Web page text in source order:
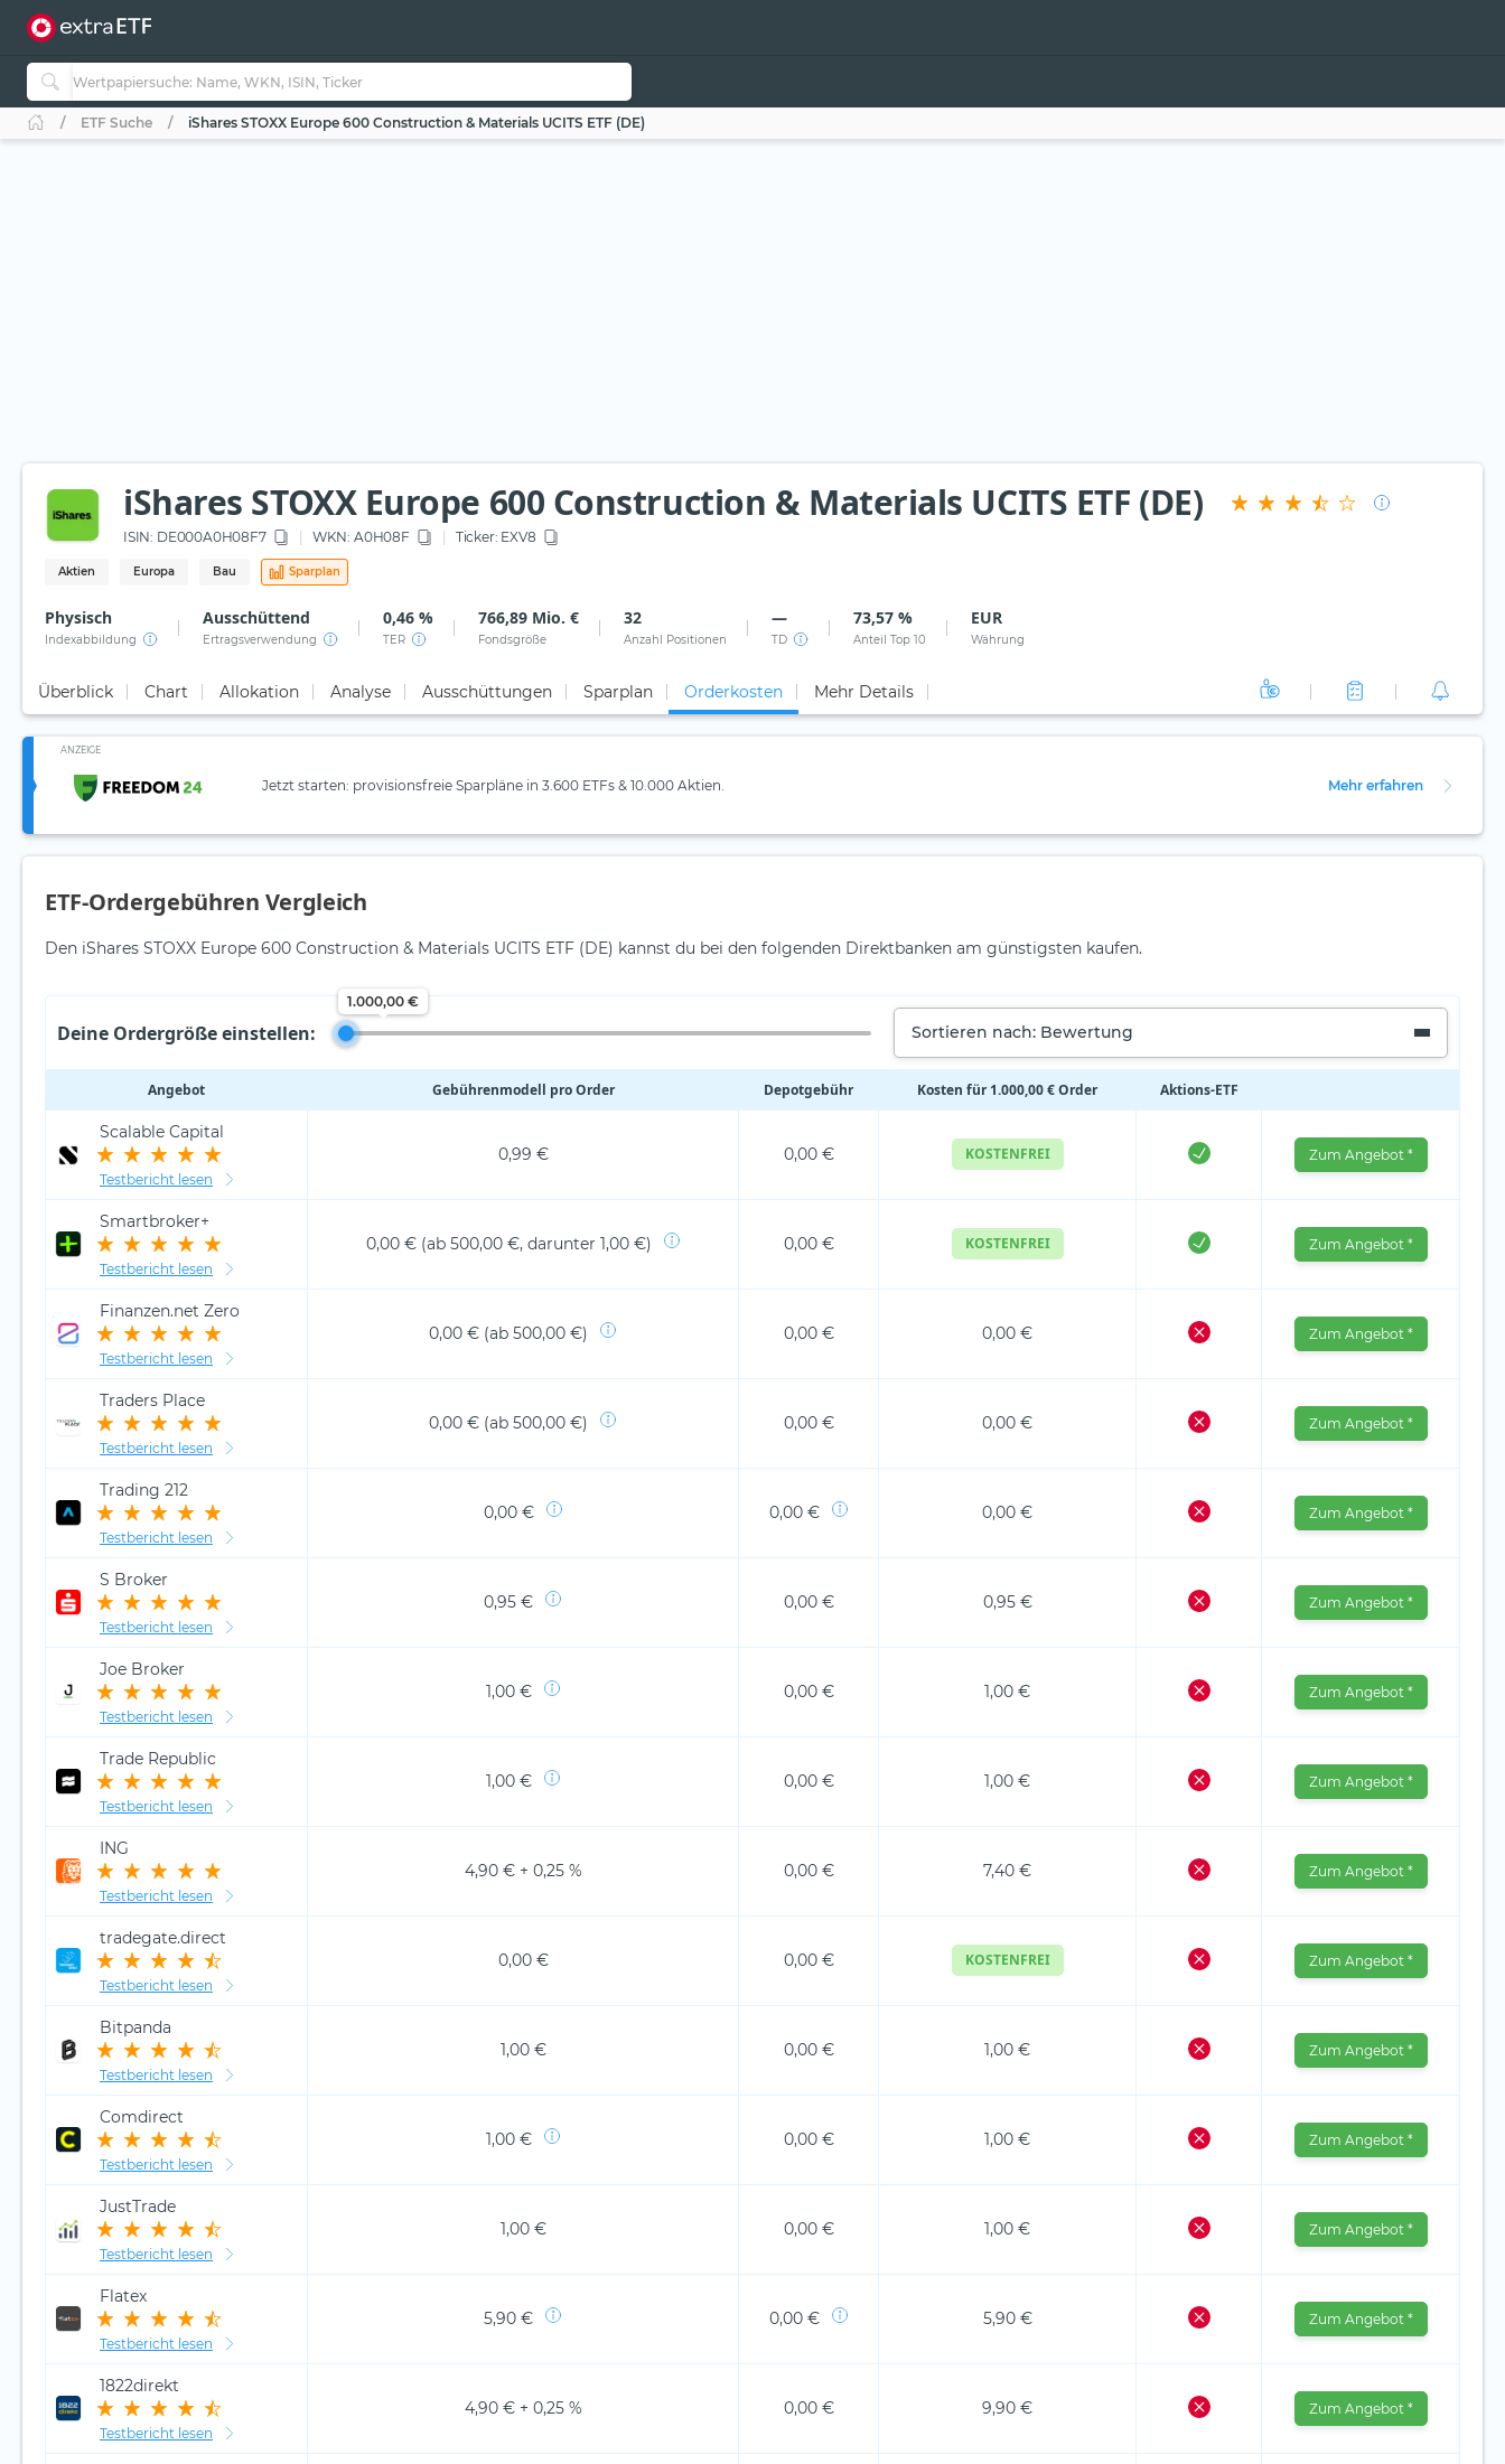
ETF Suche iShares STOXX Europe 600 Construction & Materials UCITS ETF (DE)
iShares STOXX Europe 600 Construction & Materials UCITS ETF (DE)
ISIN: DE000A0H08F7 WKN: A0H08F Ticker: EXV8
Aktien Europa Bau Sparplan
Physisch
Indexabbildung
Ausschüttend
Ertragsverwendung
0,46 %
TER
766,89 Mio. €
Fondsgröße
32
Anzahl Positionen
—
TD
73,57 %
Anteil Top 10
EUR
Währung
Überblick Chart Allokation Analyse Ausschüttungen Sparplan Orderkosten Mehr Details
ANZEIGE
Jetzt starten: provisionsfreie Sparpläne in 3.600 ETFs & 10.000 Aktien. Mehr erfahren
ETF-Ordergebühren Vergleich
Den iShares STOXX Europe 600 Construction & Materials UCITS ETF (DE) kannst du bei den folgenden Direktbanken am günstigsten kaufen.
Deine Ordergröße einstellen:
1.000,00 €
Sortieren nach: Bewertung
Angebot Gebührenmodell pro Order Depotgebühr Kosten für 1.000,00 € Order Aktions‑ETF
Scalable Capital
Testbericht lesen
0,99 € 0,00 € KOSTENFREI Zum Angebot *
Smartbroker+
Testbericht lesen
0,00 € (ab 500,00 €, darunter 1,00 €) 0,00 € KOSTENFREI Zum Angebot *
Finanzen.net Zero
Testbericht lesen
0,00 € (ab 500,00 €) 0,00 € 0,00 € Zum Angebot *
Traders Place
Testbericht lesen
0,00 € (ab 500,00 €) 0,00 € 0,00 € Zum Angebot *
Trading 212
Testbericht lesen
0,00 € 0,00 € 0,00 € Zum Angebot *
S Broker
Testbericht lesen
0,95 € 0,00 € 0,95 € Zum Angebot *
Joe Broker
Testbericht lesen
1,00 € 0,00 € 1,00 € Zum Angebot *
Trade Republic
Testbericht lesen
1,00 € 0,00 € 1,00 € Zum Angebot *
ING
Testbericht lesen
4,90 € + 0,25 % 0,00 € 7,40 € Zum Angebot *
tradegate.direct
Testbericht lesen
0,00 € 0,00 € KOSTENFREI Zum Angebot *
Bitpanda
Testbericht lesen
1,00 € 0,00 € 1,00 € Zum Angebot *
Comdirect
Testbericht lesen
1,00 € 0,00 € 1,00 € Zum Angebot *
JustTrade
Testbericht lesen
1,00 € 0,00 € 1,00 € Zum Angebot *
Flatex
Testbericht lesen
5,90 € 0,00 € 5,90 € Zum Angebot *
1822direkt
Testbericht lesen
4,90 € + 0,25 % 0,00 € 9,90 € Zum Angebot *